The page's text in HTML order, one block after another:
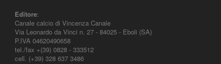
Editore:
Canale calcio di Vincenza Canale
Via Leonardo da Vinci n. 27 - 84025 - Eboli (SA)
P.IVA 04620490658
tel./fax +(39) 0828 - 333512
cell. (+39) 328 637 3486